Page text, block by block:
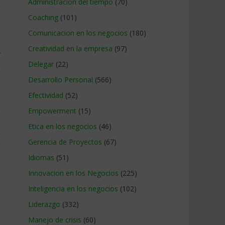
Coaching (101)
Comunicacion en los negocios (180)
Creatividad en la empresa (97)
Delegar (22)
Desarrollo Personal (566)
Efectividad (52)
Empowerment (15)
Etica en los negocios (46)
Gerencia de Proyectos (67)
Idiomas (51)
Innovacion en los Negocios (225)
Inteligencia en los negocios (102)
Liderazgo (332)
Manejo de crisis (60)